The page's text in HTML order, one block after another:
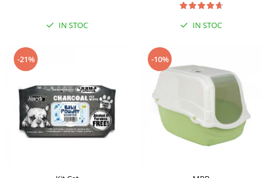
IN STOC IN STOC
-21% -10%